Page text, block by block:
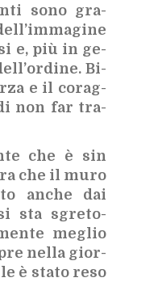
sono gra­
e, più in ge­
Bi­
e il co­rag­
non far tra­
che è sin
che il muro
an­che dai
sta sgre­to­
me­glio
nel­la gior­
è sta­to reso